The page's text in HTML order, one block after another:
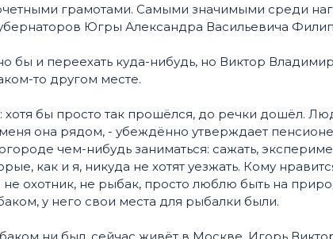
грамотами. Самыми значимыми среди
Югры Александра Васильевича
бы и переехать куда-нибудь, но Виктор
то другом месте.
хотя бы просто так прошёлся, до речки дошёл.
она рядом, - убеждённо утверждает
чем-нибудь заниматься: сажать,
как и я, никуда не хотят уезжать. Кому
не охотник, не рыбак, просто люблю быть на
у него свои места для рыбалки были.
ни был, сейчас живёт в Москве. Игорь